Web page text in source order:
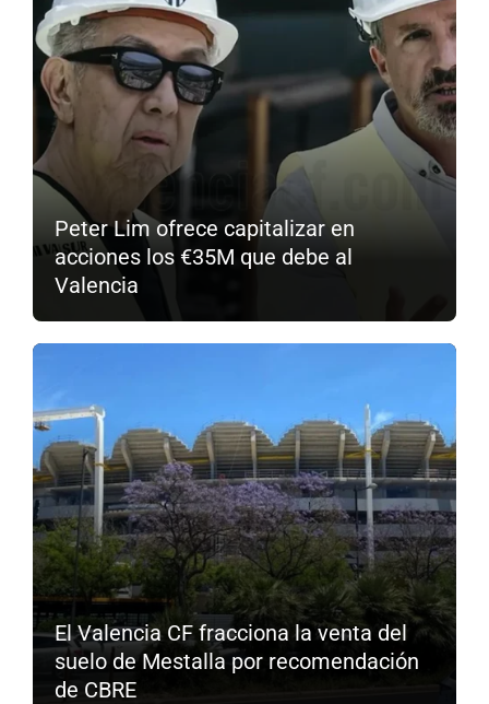
Peter Lim ofrece capitalizar en
acciones los €35M que debe al
Valencia
El Valencia CF fracciona la venta del
suelo de Mestalla por recomendación
de CBRE